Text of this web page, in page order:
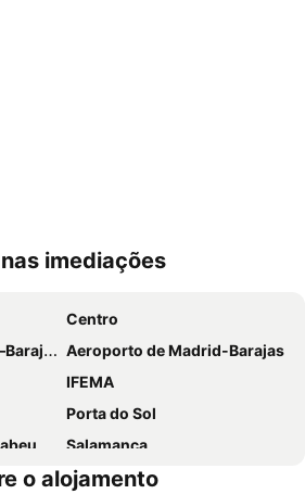
imediações
Centro
Airport
Aeroporto de Madrid-Barajas
IFEMA
Porta do Sol
Salamanca
Estación Sur
o alojamento